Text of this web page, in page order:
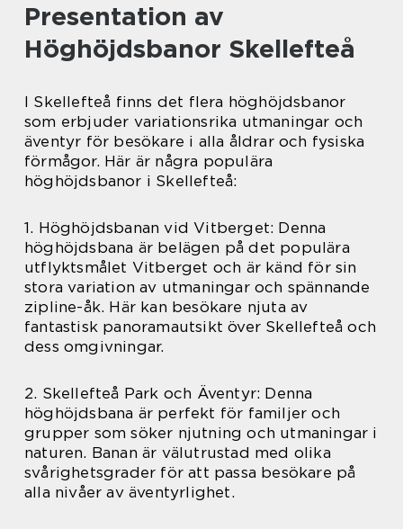
Presentation av
Höghöjdsbanor Skellefteå
I Skellefteå finns det flera höghöjdsbanor
som erbjuder variationsrika utmaningar och
äventyr för besökare i alla åldrar och fysiska
förmågor. Här är några populära
höghöjdsbanor i Skellefteå:
1. Höghöjdsbanan vid Vitberget: Denna
höghöjdsbana är belägen på det populära
utflyktsmålet Vitberget och är känd för sin
stora variation av utmaningar och spännande
zipline-åk. Här kan besökare njuta av
fantastisk panoramautsikt över Skellefteå och
dess omgivningar.
2. Skellefteå Park och Äventyr: Denna
höghöjdsbana är perfekt för familjer och
grupper som söker njutning och utmaningar i
naturen. Banan är välutrustad med olika
svårighetsgrader för att passa besökare på
alla nivåer av äventyrlighet.